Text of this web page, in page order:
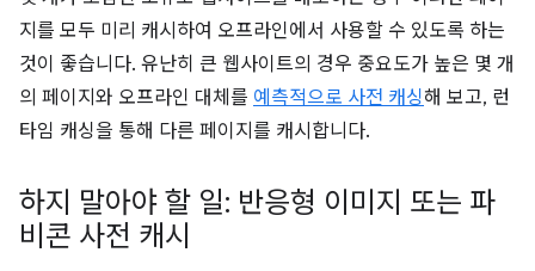
지를 모두 미리 캐시하여 오프라인에서 사용할 수 있도록 하는
것이 좋습니다. 유난히 큰 웹사이트의 경우 중요도가 높은 몇 개
의 페이지와 오프라인 대체를 예측적으로 사전 캐싱해 보고, 런
타임 캐싱을 통해 다른 페이지를 캐시합니다.
하지 말아야 할 일: 반응형 이미지 또는 파
비콘 사전 캐시